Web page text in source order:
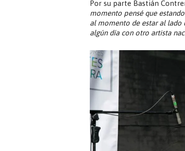
Por su parte Bastián
momento pensé que
al momento de estar al lado
algún día con otro artista